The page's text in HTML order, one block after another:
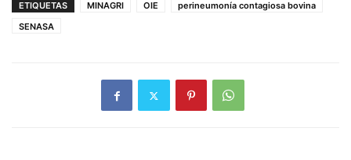
ETIQUETAS MINAGRI OIE
perineumonía contagiosa bovina
SENASA